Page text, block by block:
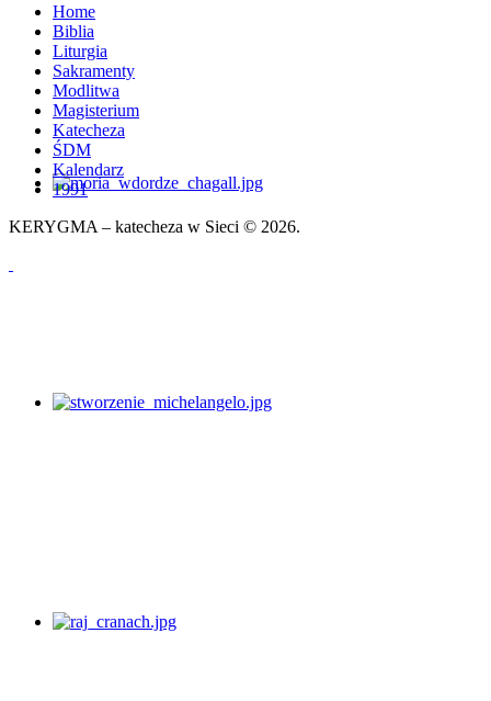
Home
Biblia
Liturgia
Sakramenty
Modlitwa
Magisterium
Katecheza
ŚDM
Kalendarz
1991
KERYGMA – katecheza w Sieci © 2026.